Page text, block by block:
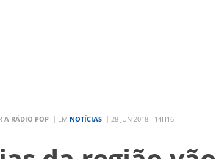
A RÁDIO POP EM NOTÍCIAS 28 JUN 2018 - 14H16